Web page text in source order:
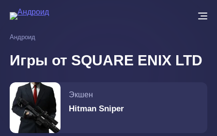
основному
Андроид
Игры от SQUARE ENIX LTD
Экшен
Hitman Sniper